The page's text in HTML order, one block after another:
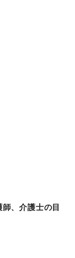
、介護士の目